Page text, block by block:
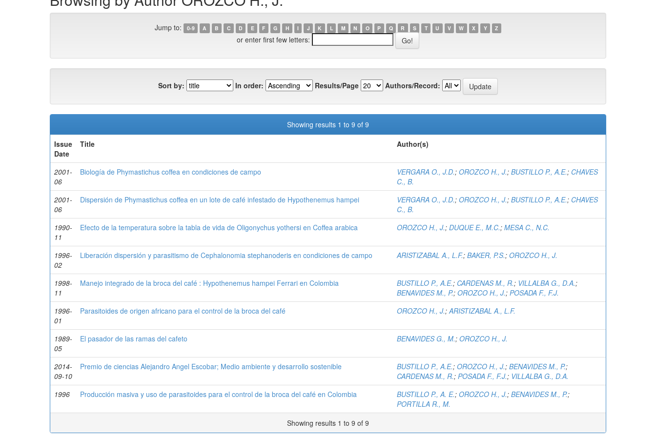
Jump to: 0-9 A B C D E F G H I J K L M N O P Q R S T U V W X Y Z
or enter first few letters:
Sort by: In order: Results/Page Authors/Record:
Showing results 1 to 9 of 9
Issue
Date
Title Author(s)
2001-
06
Biología de Phymastichus coffea en condiciones de campo VERGARA O., J.D.; OROZCO H., J.; BUSTILLO P., A.E.; CHAVES
C., B.
2001-
06
Dispersión de Phymastichus coffea en un lote de café infestado de Hypothenemus hampei VERGARA O., J.D.; OROZCO H., J.; BUSTILLO P., A.E.; CHAVES
C., B.
1990-
11
Efecto de la temperatura sobre la tabla de vida de Oligonychus yothersi en Coffea arabica OROZCO H., J.; DUQUE E., M.C.; MESA C., N.C.
1996-
02
Liberación dispersión y parasitismo de Cephalonomia stephanoderis en condiciones de campo ARISTIZABAL A., L.F.; BAKER, P.S.; OROZCO H., J.
1998-
11
Manejo integrado de la broca del café : Hypothenemus hampei Ferrari en Colombia BUSTILLO P., A.E.; CARDENAS M., R.; VILLALBA G., D.A.;
BENAVIDES M., P.; OROZCO H., J.; POSADA F., F.J.
1996-
01
Parasitoides de origen africano para el control de la broca del café OROZCO H., J.;ARISTIZABAL A., L.F.
1989-
05
El pasador de las ramas del cafeto BENAVIDES G., M.; OROZCO H., J.
2014-
09-10
Premio de ciencias Alejandro Angel Escobar; Medio ambiente y desarrollo sostenible BUSTILLO P., A.E.; OROZCO H., J.; BENAVIDES M., P.;
CARDENAS M., R.; POSADA F., F.J.; VILLALBA G., D.A.
1996
Producción masiva y uso de parasitoides para el control de la broca del café en Colombia BUSTILLO P., A. E.; OROZCO H., J.; BENAVIDES M., P.;
PORTILLA R., M.
Showing results 1 to 9 of 9